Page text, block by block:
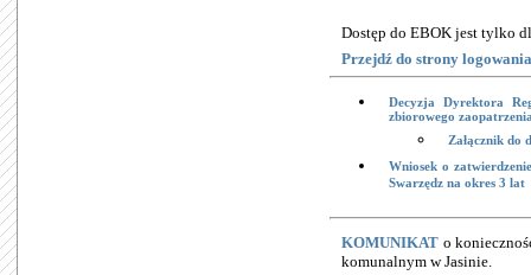
Dostęp do EBOK jest tylko
Przejdź do strony logowania
Decyzja Dyrektora
zbiorowego
Załącznik do
Wniosek o
Swarzędz na okres 3 lat
KOMUNIKAT o
komunalnym w Jasinie.